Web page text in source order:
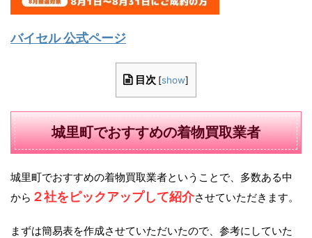
バイセル 公式ページ
目次 [show]
城里町でおすすめの着物買取業者
城里町でおすすめの着物買取業者ということで、多数ある中
から ２社をピックアップして紹介させていただきます。
まずは簡易表を作成させていただいたので、参考にしていた